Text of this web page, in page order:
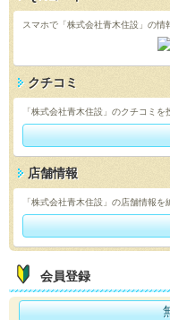
スマホで「株式会社青木住設」の情
クチコミ
「株式会社青木住設」のクチコミを
店舗情報
「株式会社青木住設」の店舗情報を
会員登録